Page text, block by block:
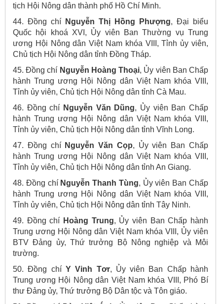
tịch Hội Nông dân thành phố Hồ Chí Minh.
44. Đồng chí
Nguyễn Thị Hồng Phượng, Đại biểu
Quốc hội khoá XVI, Ủy viên Ban Thường vụ Trung
ương Hội Nông dân Việt Nam khóa VIII, Tỉnh ủy viên,
Chủ tịch Hội Nông dân tỉnh Đồng Tháp.
45. Đồng chí Nguyễn Hoàng Thoại, Ủy viên Ban Chấp
hành Trung ương Hội Nông dân Việt Nam khóa VIII,
Tỉnh ủy viên, Chủ tịch Hội Nông dân tỉnh Cà Mau.
46. Đồng chí Nguyễn Văn Dũng, Ủy viên Ban Chấp
hành Trung ương Hội Nông dân Việt Nam khóa VIII,
Tỉnh ủy viên, Chủ tịch Hội Nông dân tỉnh Vĩnh Long.
47. Đồng chí Nguyễn Văn Cọp, Ủy viên Ban Chấp
hành Trung ương Hội Nông dân Việt Nam khóa VIII,
Tỉnh ủy viên, Chủ tịch Hội Nông dân tỉnh An Giang.
48. Đồng chí Nguyễn Thanh Tùng, Ủy viên Ban Chấp
hành Trung ương Hội Nông dân Việt Nam khóa VIII,
Tỉnh ủy viên, Chủ tịch Hội Nông dân tỉnh Tây Ninh.
49. Đồng chí Hoàng Trung, Ủy viên Ban Chấp hành
Trung ương Hội Nông dân Việt Nam khóa VIII, Ủy viên
BTV Đảng ủy, Thứ trưởng Bộ Nông nghiệp và Môi
trường.
50. Đồng chí Y Vinh Tơr, Ủy viên Ban Chấp hành
Trung ương Hội Nông dân Việt Nam khóa VIII, Phó Bí
thư Đảng ủy, Thứ trưởng Bộ Dân tộc và Tôn giáo.